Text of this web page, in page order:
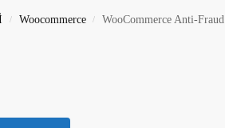
/ Woocommerce / WooCommerce Anti-Fraud